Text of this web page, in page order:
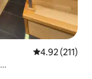
Calificación
4.92 (211)